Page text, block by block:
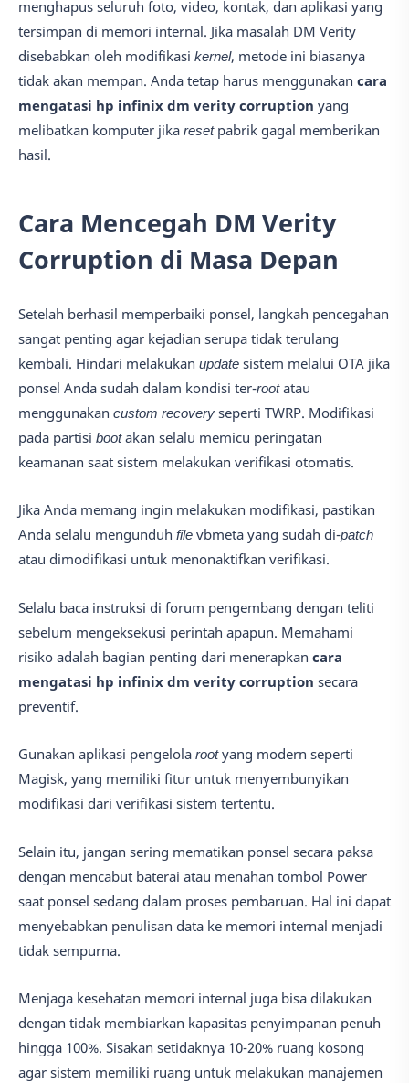
menghapus seluruh foto, video, kontak, dan aplikasi yang
tersimpan di memori internal. Jika masalah DM Verity
disebabkan oleh modifikasi kernel, metode ini biasanya
tidak akan mempan. Anda tetap harus menggunakan cara
mengatasi hp infinix dm verity corruption yang
melibatkan komputer jika resetpabrik gagal memberikan
hasil.
Cara Mencegah DM Verity
Corruption di Masa Depan
Setelah berhasil memperbaiki ponsel, langkah pencegahan
sangat penting agar kejadian serupa tidak terulang
kembali. Hindari melakukan update sistem melalui OTA jika
ponsel Anda sudah dalam kondisi ter-rootatau
menggunakan custom recovery seperti TWRP. Modifikasi
pada partisi bootakan selalu memicu peringatan
keamanan saat sistem melakukan verifikasi otomatis.
Jika Anda memang ingin melakukan modifikasi, pastikan
Anda selalu mengunduh file vbmeta yang sudah di-patch
atau dimodifikasi untuk menonaktifkan verifikasi.
Selalu baca instruksi di forum pengembang dengan teliti
sebelum mengeksekusi perintah apapun. Memahami
risiko adalah bagian penting dari menerapkan cara
mengatasi hp infinix dm verity corruption secara
preventif.
Gunakan aplikasi pengelola rootyang modern seperti
Magisk, yang memiliki fitur untuk menyembunyikan
modifikasi dari verifikasi sistem tertentu.
Selain itu, jangan sering mematikan ponsel secara paksa
dengan mencabut baterai atau menahan tombol Power
saat ponsel sedang dalam proses pembaruan. Hal ini dapat
menyebabkan penulisan data ke memori internal menjadi
tidak sempurna.
Menjaga kesehatan memori internal juga bisa dilakukan
dengan tidak membiarkan kapasitas penyimpanan penuh
hingga 100%. Sisakan setidaknya 10-20% ruang kosong
agar sistem memiliki ruang untuk melakukan manajemen